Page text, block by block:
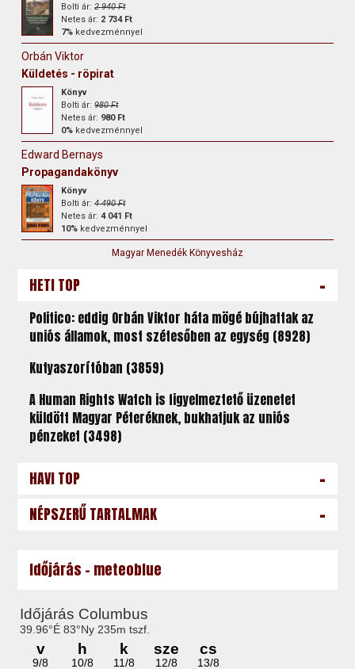
Bolti ár:2 940 Ft
Netes ár: 2 734 Ft
7% kedvezménnyel
Orbán Viktor
Küldetés - röpirat
Könyv
Bolti ár:980 Ft
Netes ár: 980 Ft
0% kedvezménnyel
Edward Bernays
Propagandakönyv
Könyv
Bolti ár:4 490 Ft
Netes ár:4 041 Ft
10% kedvezménnyel
Magyar Menedék Könyvesház
HETI TOP -
Politico: eddig Orbán Viktor háta mögé bújhattak az
uniós államok, most szétesőben az egység (8928)
Kutyaszorítóban (3859)
A Human Rights Watch is figyelmeztető üzenetet
küldött Magyar Péteréknek, bukhatjuk az uniós
pénzeket (3498)
HAVI TOP -
NÉPSZERŰ TARTALMAK -
Időjárás - meteoblue